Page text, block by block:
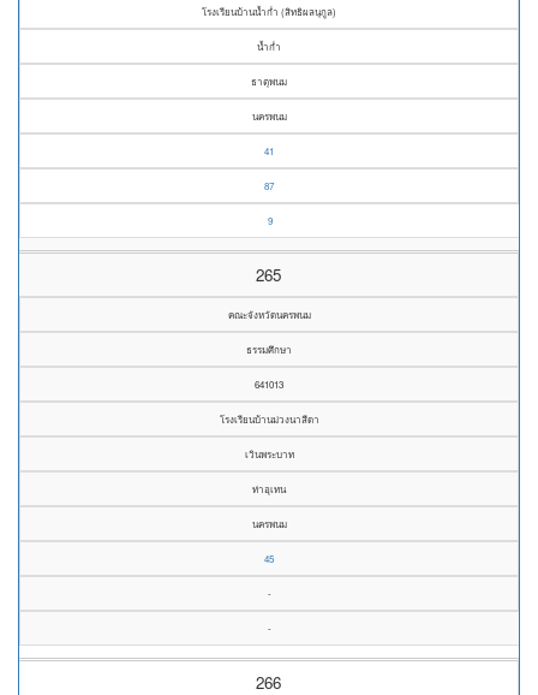
โรงเรียนบ้านน้ำก่ำ (สิทธิผลนุกูล)
น้ำก่ำ
ธาตุพนม
นครพนม
41
87
9
265
คณะจังหวัดนครพนม
ธรรมศึกษา
641013
โรงเรียนบ้านม่วงนาสีดา
เวินพระบาท
ท่าอุเทน
นครพนม
45
-
-
266